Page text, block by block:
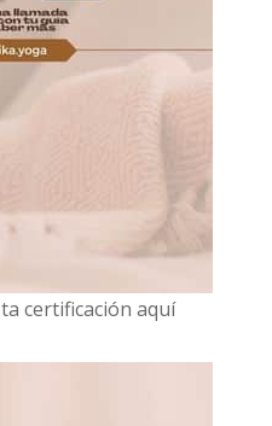
certificación aquí